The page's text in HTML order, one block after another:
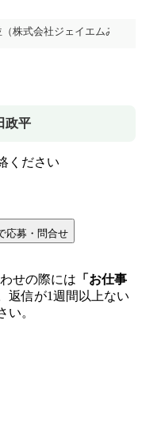
株式会社ジェイエムみなみ
政平
ください
応募・問合せ
せの際には 「お仕事
返信が1週間以上ない
い。